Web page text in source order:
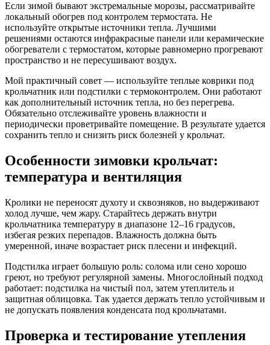
Если зимой бывают экстремальные морозы, рассматривайте
локальный обогрев под контролем термостата. Не
используйте открытые источники тепла. Лучшими
решениями остаются инфракрасные панели или керамические
обогреватели с термостатом, которые равномерно прогревают
пространство и не пересушивают воздух.
Мой практичный совет — используйте теплые коврики под
крольчатник или подстилки с термоконтролем. Они работают
как дополнительный источник тепла, но без перегрева.
Обязательно отслеживайте уровень влажности и
периодически проветривайте помещение. В результате удается
сохранить тепло и снизить риск болезней у крольчат.
Особенности зимовки крольчат:
температура и вентиляция
Кролики не переносят духоту и сквозняков, но выдерживают
холод лучше, чем жару. Старайтесь держать внутри
крольчатника температуру в диапазоне 12–16 градусов,
избегая резких перепадов. Влажность должна быть
умеренной, иначе возрастает риск плесени и инфекций.
Подстилка играет большую роль: солома или сено хорошо
греют, но требуют регулярной замены. Многослойный подход
работает: подстилка на чистый пол, затем утеплитель и
защитная облицовка. Так удается держать тепло устойчивым и
не допускать появления конденсата под крольчатами.
Проверка и тестирование утепления